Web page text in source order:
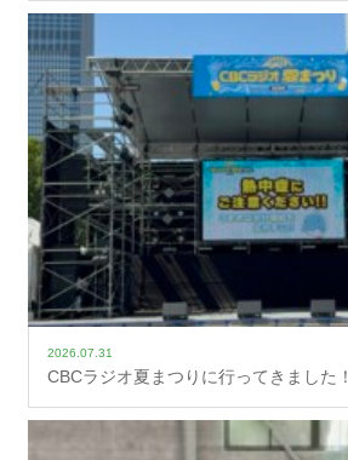
2026.07.31
CBCラジオ夏まつりに行ってきました！